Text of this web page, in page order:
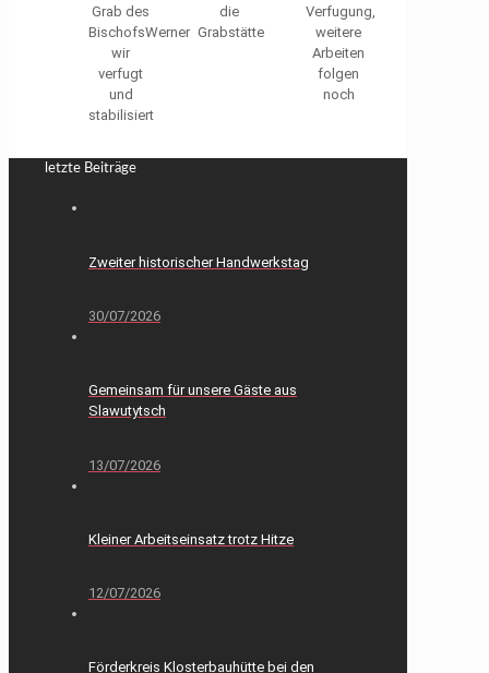
Grab des
BischofsWerner
wir
verfugt
und
stabilisiert
die
Grabstätte
Verfugung,
weitere
Arbeiten
folgen
noch
letzte Beiträge
Zweiter historischer Handwerkstag
30/07/2026
Gemeinsam für unsere Gäste aus
Slawutytsch
13/07/2026
Kleiner Arbeitseinsatz trotz Hitze
12/07/2026
Förderkreis Klosterbauhütte bei den